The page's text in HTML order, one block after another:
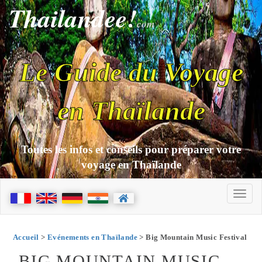
Thailandee!com
Le Guide du Voyage
en Thaïlande
Toutes les infos et conseils pour préparer votre
voyage en Thaïlande
Accueil > Evénements en Thaïlande> Big Mountain Music Festival